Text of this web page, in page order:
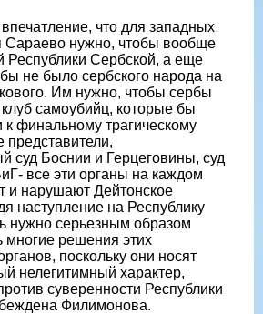
что для западных
Сараево нужно, чтобы вообще
Республики Сербской, а еще
не было сербского народа на
Им нужно, чтобы сербы
самоубийц, которые бы
финальному трагическому
представители,
суд Боснии и Герцеговины, суд
все эти органы на каждом
и нарушают Дейтонское
наступление на Республику
нужно серьезным образом
многие решения этих
поскольку они носят
нелегитимный характер,
суверенности Республики
Филимонова.